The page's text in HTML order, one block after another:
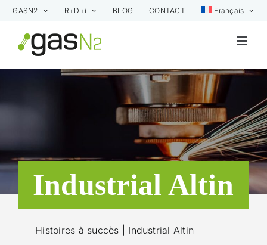
Skip
content
GASN2 R+D+i BLOG CONTACT Français
Industrial Altin
Histoires à succès | Industrial Altin